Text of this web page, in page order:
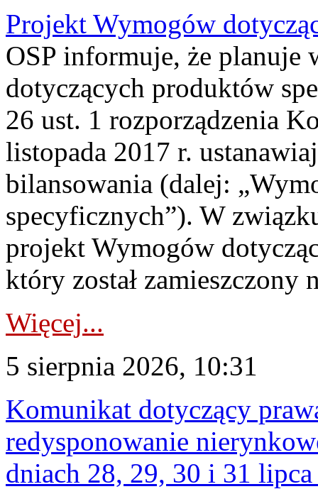
Projekt Wymogów
OSP informuje, że planuje
dotyczących produktów
26 ust. 1 rozporządzenia
listopada 2017 r.
bilansowania (dalej:
specyficznych”). W
projekt Wymogów
który został zamieszczony
Więcej...
5 sierpnia 2026, 10:31
Komunikat dotyczący
redysponowanie
dniach 28, 29, 30 i 31